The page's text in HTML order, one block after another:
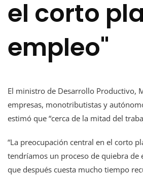
el corto
empleo"
El ministro de Desarrollo Productivo,
empresas, monotributistas y
estimó que “cerca de la mitad del
“La preocupación central en el corto
tendríamos un proceso de quiebra de
que después cuesta mucho tiempo